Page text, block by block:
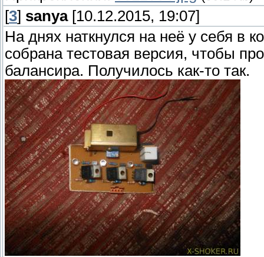
[3] sanya[10.12.2015, 19:07]
На днях наткнулся на неё у себя в
собрана тестовая версия, чтобы
балансира. Получилось как-то так.